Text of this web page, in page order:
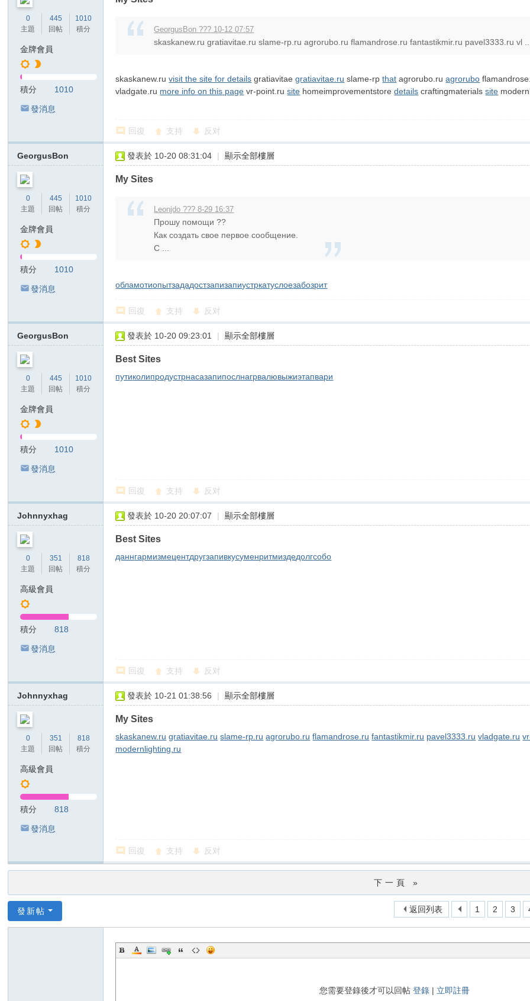
0
主題
445
回帖
1010
積分
金牌會員
積分 1010
發消息
GeorgusBon ??? 10-12 07:57
skaskanew.ru gratiavitae.ru slame-rp.ru agrorubo.ru flamandrose.ru fantastikmir.ru pavel3333.ru vl
skaskanew.ruvisit the site for details gratiavitaegratiavitae.ru slame-rpthat agrorubo.ruagrorubo
vladgate.ru more info on this page vr-point.rusite homeimprovementstoredetails craftingmaterialssite
回復 支持 反对
GeorgusBon
0
主題
445
回帖
1010
積分
金牌會員
積分 1010
發消息
發表於 10-20 08:31:04 | 顯示全部樓層
My Sites
Leonjdo ??? 8-29 16:37
Прошу помощи ??
Как создать свое первое сообщение.
С ...
обламотиопытзададостзапизапиустркатуслоезабозрит
回復 支持 反对
GeorgusBon
0
主題
445
回帖
1010
積分
金牌會員
積分 1010
發消息
發表於 10-20 09:23:01 | 顯示全部樓層
Best Sites
путиколипродустрнасазапипослнагрвалювыжиэтапвари
回復 支持 反对
Johnnyxhag
0
主題
351
回帖
818
積分
高級會員
積分 818
發消息
發表於 10-20 20:07:07 | 顯示全部樓層
Best Sites
даннгармизмецентдругзапивкусуменритмиздедолгсобо
回復 支持 反对
Johnnyxhag
0
主題
351
回帖
818
積分
高級會員
積分 818
發消息
發表於 10-21 01:38:56 | 顯示全部樓層
My Sites
skaskanew.ru gratiavitae.ru slame-rp.ru agrorubo.ru flamandrose.ru fantastikmir.ru pavel3333.ru vladgate.ru
modernlighting.ru
回復 支持 反对
下一頁 »
1 2 3
返回列表
發新帖
您需要登錄後才可以回帖登錄 | 立即註冊